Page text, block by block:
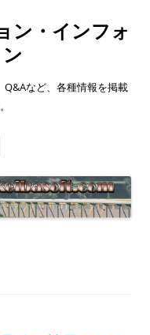
ン・インフォ
など、各種情報を掲載
ン
ツ
へ
ス
キ